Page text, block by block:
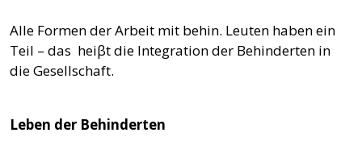
Alle Formen der Arbeit mit behin. Leuten haben ein
Teil – das heiβt die Integration der Behinderten in
die Gesellschaft.
Leben der Behinderten